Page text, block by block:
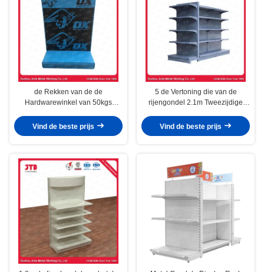
de Rekken van de de
Hardwarewinkel van 50kgs
Raad
Vind de beste prijs
5 de Vertoning die van de
rijengondel 2.1m Tweezijdige
opschorten
Vind de beste prijs